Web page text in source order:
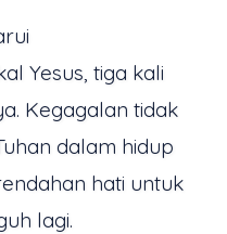
Yesus, tiga kali
Kegagalan tidak
dalam hidup
hati untuk
lagi.